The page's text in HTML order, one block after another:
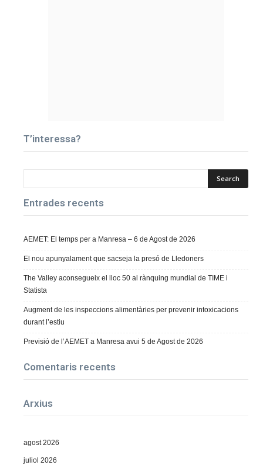
T’interessa?
Entrades recents
AEMET: El temps per a Manresa – 6 de Agost de 2026
El nou apunyalament que sacseja la presó de Lledoners
The Valley aconsegueix el lloc 50 al rànquing mundial de TIME i
Statista
Augment de les inspeccions alimentàries per prevenir intoxicacions
durant l’estiu
Previsió de l’AEMET a Manresa avui 5 de Agost de 2026
Comentaris recents
Arxius
agost 2026
juliol 2026